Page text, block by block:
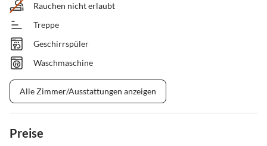
Rauchen nicht erlaubt
Treppe
Geschirrspüler
Waschmaschine
Alle Zimmer/Ausstattungen anzeigen
Preise